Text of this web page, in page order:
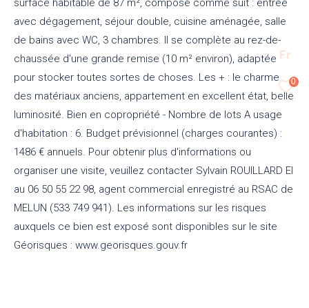
Fr
0
avec dégagement, séjour double, cuisine aménagée, salle
de bains avec WC, 3 chambres. Il se complète au rez-de-
chaussée d'une grande remise (10 m² environ), adaptée
pour stocker toutes sortes de choses. Les + : le charme
des matériaux anciens, appartement en excellent état, belle
luminosité. Bien en copropriété - Nombre de lots A usage
d'habitation : 6. Budget prévisionnel (charges courantes) :
1486 € annuels. Pour obtenir plus d'informations ou
organiser une visite, veuillez contacter Sylvain ROUILLARD EI
au 06 50 55 22 98, agent commercial enregistré au RSAC de
MELUN (533 749 941). Les informations sur les risques
auxquels ce bien est exposé sont disponibles sur le site
Géorisques : www.georisques.gouv.fr